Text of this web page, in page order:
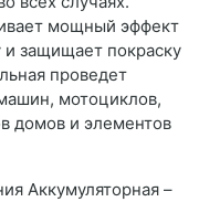
мощный эффект
защищает покраску
проведет
мотоциклов,
домов и элементов
Аккумуляторная –